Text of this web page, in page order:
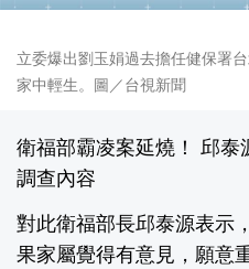
立委爆出劉玉娟過去擔任健保署
家中輕生。圖／台視新聞
衛福部霸凌案延燒！ 邱泰
調查內容
對此衛福部長邱泰源表示
果家屬覺得有意見，願意